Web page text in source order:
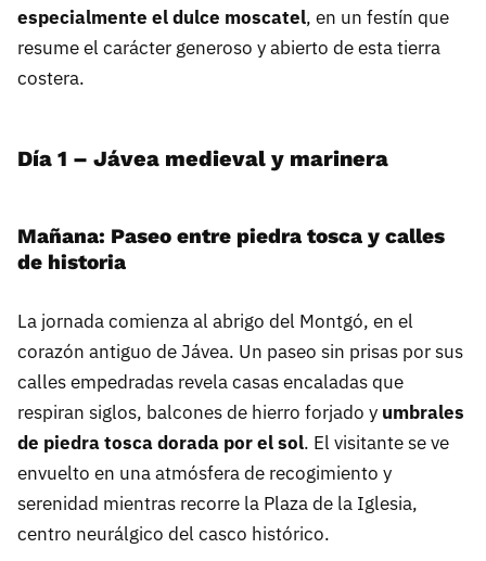
especialmente el dulce moscatel, en un festín que
resume el carácter generoso y abierto de esta tierra
costera.
Día 1 – Jávea medieval y marinera
Mañana: Paseo entre piedra tosca y calles
de historia
La jornada comienza al abrigo del Montgó, en el
corazón antiguo de Jávea. Un paseo sin prisas por sus
calles empedradas revela casas encaladas que
respiran siglos, balcones de hierro forjado y umbrales
de piedra tosca dorada por el sol. El visitante se ve
envuelto en una atmósfera de recogimiento y
serenidad mientras recorre la Plaza de la Iglesia,
centro neurálgico del casco histórico.